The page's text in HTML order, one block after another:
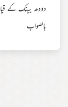
دودھ بینک کے